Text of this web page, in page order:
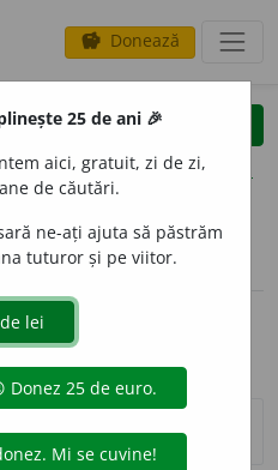
savings Donează
clear
opțiuni
25 de ani 🎉
aici, gratuit, zi de zi,
de căutări.
ne-ați ajuta să păstrăm
tuturor și pe viitor.